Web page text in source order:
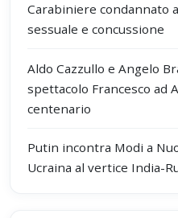
Carabiniere condannato
sessuale e concussione
Aldo Cazzullo e Angelo
spettacolo Francesco ad
centenario
Putin incontra Modi a
Ucraina al vertice India-